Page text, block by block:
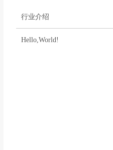
行业介绍
Hello,World!